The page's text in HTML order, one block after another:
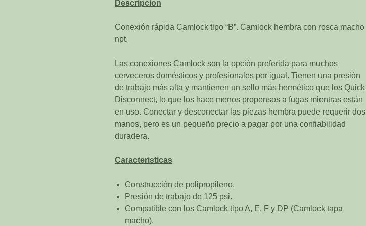
Descripcion
Conexión rápida Camlock tipo “B”. Camlock hembra con rosca macho
npt.
Las conexiones Camlock son la opción preferida para muchos
cerveceros domésticos y profesionales por igual. Tienen una presión
de trabajo más alta y mantienen un sello más hermético que los Quick
Disconnect, lo que los hace menos propensos a fugas mientras están
en uso. Conectar y desconectar las piezas hembra puede requerir dos
manos, pero es un pequeño precio a pagar por una confiabilidad
duradera.
Caracteristicas
Construcción de polipropileno.
Presión de trabajo de 125 psi.
Compatible con los Camlock tipo A, E, F y DP (Camlock tapa
macho).